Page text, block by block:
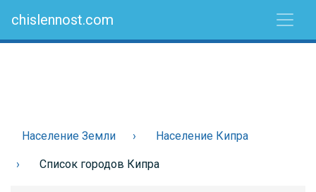
chislennost.com
Население Земли Население Кипра
Список городов Кипра